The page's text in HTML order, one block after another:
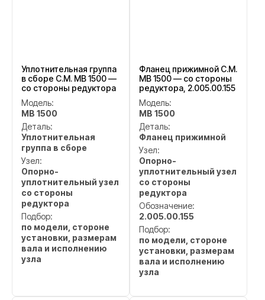
Уплотнительная группа
в сборе C.M. MB 1500 —
со стороны редуктора
Модель:
MB 1500
Деталь:
Уплотнительная
группа в сборе
Узел:
Опорно-
уплотнительный узел
со стороны
редуктора
Подбор:
по модели, стороне
установки, размерам
вала и исполнению
узла
Фланец прижимной C.M.
MB 1500 — со стороны
редуктора, 2.005.00.155
Модель:
MB 1500
Деталь:
Фланец прижимной
Узел:
Опорно-
уплотнительный узел
со стороны
редуктора
Обозначение:
2.005.00.155
Подбор:
по модели, стороне
установки, размерам
вала и исполнению
узла